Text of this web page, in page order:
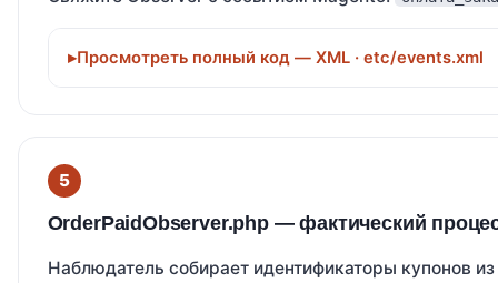
Просмотреть полный код — XML · etc/events.xml
OrderPaidObserver.php — фактический
Наблюдатель собирает идентификаторы купонов